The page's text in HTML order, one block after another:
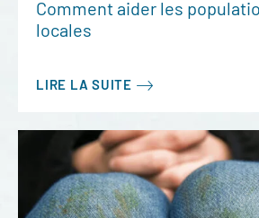
Comment aider les
locales
LIRE LA SUITE